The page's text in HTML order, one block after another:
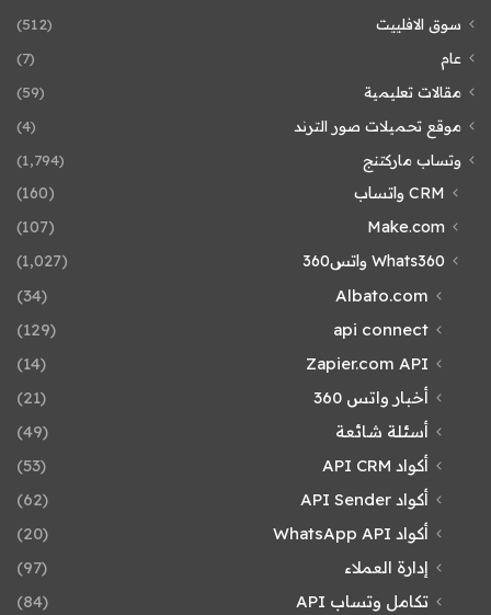
سوق الافلييت
(512)
عام
(7)
مقالات تعليمية
(59)
موقع تحميلات صور الترند
(4)
وتساب ماركتنج
(1٬794)
CRM واتساب
(160)
Make.com
(107)
Whats360 واتس360
(1٬027)
Albato.com
(34)
api connect
(129)
Zapier.com API
(14)
أخبار واتس 360
(21)
أسئلة شائعة
(49)
أكواد API CRM
(53)
أكواد API Sender
(62)
أكواد WhatsApp API
(20)
إدارة العملاء
(97)
تكامل وتساب API
(84)